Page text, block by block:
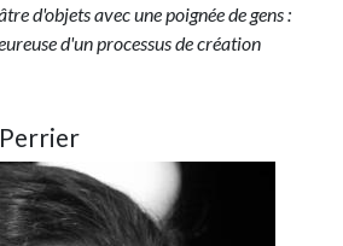
d'objets avec une poignée de gens :
d'un processus de création